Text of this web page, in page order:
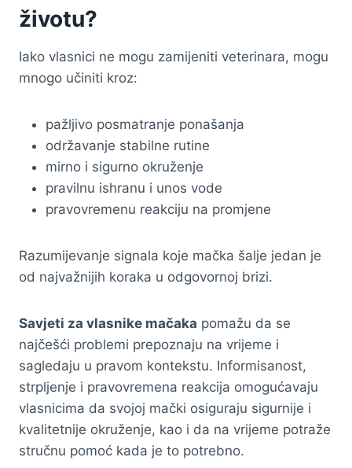
životu?
Iako vlasnici ne mogu zamijeniti veterinara, mogu
mnogo učiniti kroz:
pažljivo posmatranje ponašanja
održavanje stabilne rutine
mirno i sigurno okruženje
pravilnu ishranu i unos vode
pravovremenu reakciju na promjene
Razumijevanje signala koje mačka šalje jedan je
od najvažnijih koraka u odgovornoj brizi.
Savjeti za vlasnike mačaka pomažu da se
najčešći problemi prepoznaju na vrijeme i
sagledaju u pravom kontekstu. Informisanost,
strpljenje i pravovremena reakcija omogućavaju
vlasnicima da svojoj mački osiguraju sigurnije i
kvalitetnije okruženje, kao i da na vrijeme potraže
stručnu pomoć kada je to potrebno.